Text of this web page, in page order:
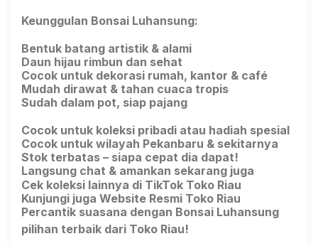
Keunggulan Bonsai Luhansung:
Bentuk batang artistik & alami
Daun hijau rimbun dan sehat
Cocok untuk dekorasi rumah, kantor & café
Mudah dirawat & tahan cuaca tropis
Sudah dalam pot, siap pajang
Cocok untuk koleksi pribadi atau hadiah spesial
Cocok untuk wilayah Pekanbaru & sekitarnya
Stok terbatas – siapa cepat dia dapat!
Langsung chat & amankan sekarang juga
Cek koleksi lainnya di TikTok Toko Riau
Kunjungi juga Website Resmi Toko Riau
Percantik suasana dengan Bonsai Luhansung
pilihan terbaik dari Toko Riau!